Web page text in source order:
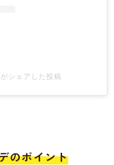
シェアした投稿
のポイント